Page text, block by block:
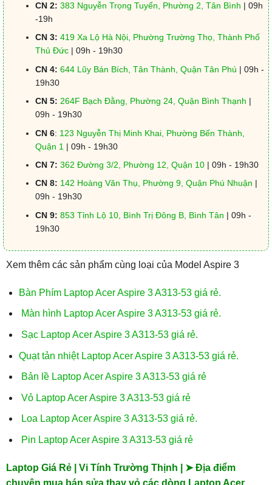
CN 2: 383 Nguyễn Trọng Tuyển, Phường 2, Tân Bình | 09h
-19h
CN 3: 419 Xa Lộ Hà Nội, Phường Trường Thọ, Thành Phố
Thủ Đức| 09h - 19h30
CN 4: 644 Lũy Bán Bích, Tân Thành, Quận Tân Phú | 09h -
19h30
CN 5: 264F Bạch Đằng, Phường 24, Quận Bình Thạnh |
09h - 19h30
CN 6: 123 Nguyễn Thị Minh Khai, Phường Bến Thành,
Quận 1 | 09h - 19h30
CN 7: 362 Đường 3/2, Phường 12, Quận 10| 09h - 19h30
CN 8: 142 Hoàng Văn Thụ, Phường 9, Quận Phú Nhuận |
09h - 19h30
CN 9: 853 Tỉnh Lộ 10, Bình Trị Đông B, Bình Tân | 09h -
19h30
Xem thêm các sản phẩm cùng loại của Model Aspire 3
Bàn Phím Laptop Acer Aspire 3 A313-53 giá rẻ.
Màn hình Laptop Acer Aspire 3 A313-53 giá rẻ.
Sạc Laptop Acer Aspire 3 A313-53 giá rẻ.
Quạt tản nhiệt Laptop Acer Aspire 3 A313-53 giá rẻ.
Bản lề Laptop Acer Aspire 3 A313-53 giá rẻ
Vỏ Laptop Acer Aspire 3 A313-53 giá rẻ
Loa Laptop Acer Aspire 3 A313-53 giá rẻ.
Pin Laptop Acer Aspire 3 A313-53 giá rẻ
Laptop Giá Rẻ | Vi Tính Trường Thịnh | ➤ Địa điểm
chuyên mua bán sửa thay vỏ các dòng Laptop Acer